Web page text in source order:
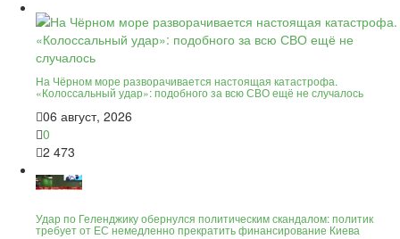
На Чёрном море разворачивается настоящая катастрофа.
«Колоссальный удар»: подобного за всю СВО ещё не случалось
06 август, 2026
0
2 473
Удар по Геленджику обернулся политическим скандалом: политик
требует от ЕС немедленно прекратить финансирование Киева